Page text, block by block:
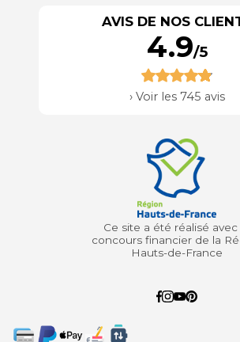
AVIS DE NOS
4.9/5
› Voir les 745 avis
Ce site a été réalisé avec
concours financier de la
Hauts-de-France